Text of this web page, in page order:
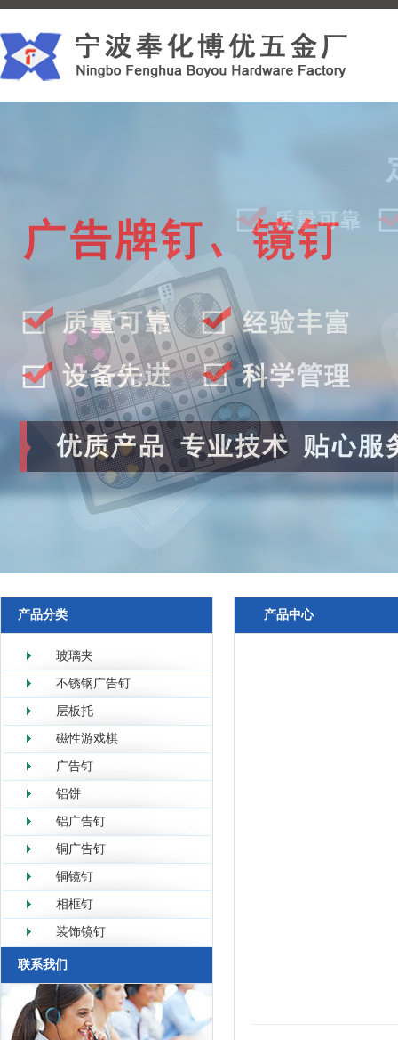
产品分类
玻璃夹
不锈钢广告钉
层板托
磁性游戏棋
广告钉
铝饼
铝广告钉
铜广告钉
铜镜钉
相框钉
装饰镜钉
联系我们
产品中心